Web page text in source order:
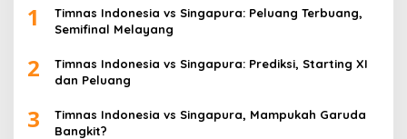
1
Timnas Indonesia vs Singapura: Peluang Terbuang,
Semifinal Melayang
2
Timnas Indonesia vs Singapura: Prediksi, Starting XI
dan Peluang
3
Timnas Indonesia vs Singapura, Mampukah Garuda
Bangkit?